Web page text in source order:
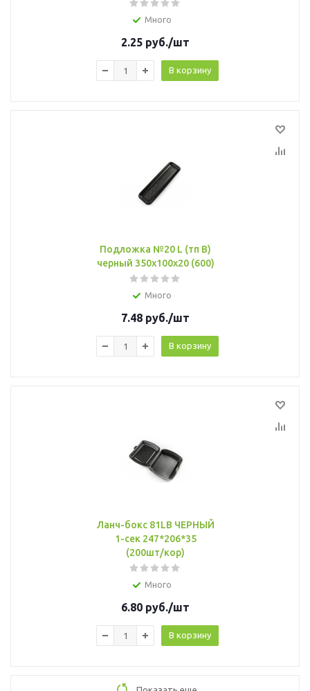
Много
2.25 руб./шт
В корзину
Подложка №20 L (тп B)
черный 350х100х20 (600)
Много
7.48 руб./шт
В корзину
Ланч-бокс 81LB ЧЕРНЫЙ
1-сек 247*206*35
(200шт/кор)
Много
6.80 руб./шт
В корзину